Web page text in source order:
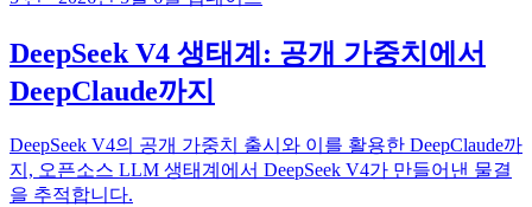
DeepSeek V4 생태계: 공개 가중치에서
DeepClaude까지
DeepSeek V4의 공개 가중치 출시와 이를 활용한 DeepClaude까
지, 오픈소스 LLM 생태계에서 DeepSeek V4가 만들어낸 물결
을 추적합니다.